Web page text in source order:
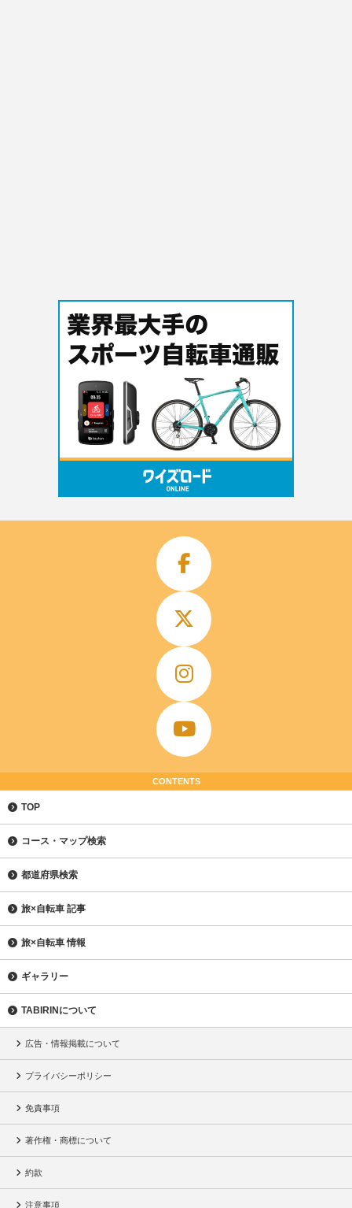
CONTENTS
TOP
コース・マップ検索
都道府県検索
旅×自転車 記事
旅×自転車 情報
ギャラリー
TABIRINについて
広告・情報掲載について
プライバシーポリシー
免責事項
著作権・商標について
約款
注意事項